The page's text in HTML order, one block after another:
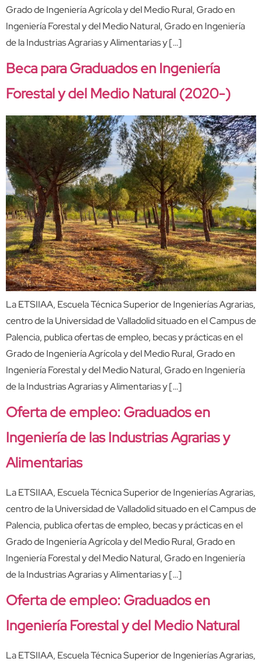
Grado de Ingeniería Agrícola y del Medio Rural, Grado en
Ingeniería Forestal y del Medio Natural, Grado en Ingeniería
de la Industrias Agrarias y Alimentarias y […]
Beca para Graduados en Ingeniería
Forestal y del Medio Natural (2020-)
La ETSIIAA, Escuela Técnica Superior de Ingenierías Agrarias,
centro de la Universidad de Valladolid situado en el Campus de
Palencia, publica ofertas de empleo, becas y prácticas en el
Grado de Ingeniería Agrícola y del Medio Rural, Grado en
Ingeniería Forestal y del Medio Natural, Grado en Ingeniería
de la Industrias Agrarias y Alimentarias y […]
Oferta de empleo: Graduados en
Ingeniería de las Industrias Agrarias y
Alimentarias
La ETSIIAA, Escuela Técnica Superior de Ingenierías Agrarias,
centro de la Universidad de Valladolid situado en el Campus de
Palencia, publica ofertas de empleo, becas y prácticas en el
Grado de Ingeniería Agrícola y del Medio Rural, Grado en
Ingeniería Forestal y del Medio Natural, Grado en Ingeniería
de la Industrias Agrarias y Alimentarias y […]
Oferta de empleo: Graduados en
Ingeniería Forestal y del Medio Natural
La ETSIIAA, Escuela Técnica Superior de Ingenierías Agrarias,